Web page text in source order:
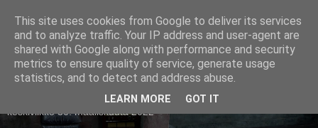
Pullollinen
keskiviikko 30. maaliskuuta 2022
This site uses cookies from Google to deliver its services
and to analyze traffic. Your IP address and user-agent are
shared with Google along with performance and security
metrics to ensure quality of service, generate usage
statistics, and to detect and address abuse.
LEARN MORE GOT IT